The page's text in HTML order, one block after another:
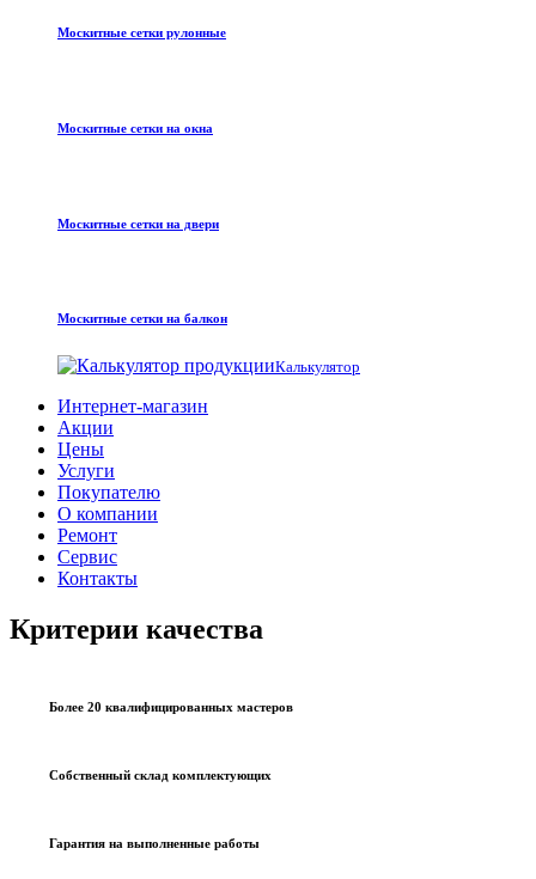
Москитные сетки рулонные
Москитные сетки на окна
Москитные сетки на двери
Москитные сетки на балкон
Калькулятор
Интернет-магазин
Акции
Цены
Услуги
Покупателю
О компании
Ремонт
Сервис
Контакты
Критерии качества
Более 20 квалифицированных мастеров
Собственный склад комплектующих
Гарантия на выполненные работы